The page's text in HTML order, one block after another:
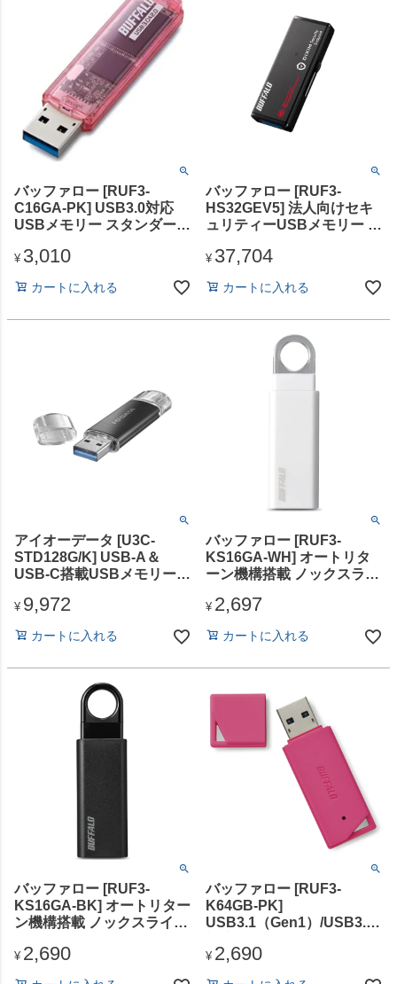
バッファロー [RUF3-
C16GA-PK] USB3.0対応
USBメモリー スタンダード
¥ 3,010
カートに入れる
バッファロー [RUF3-
HS32GEV5] 法人向けセキ
ュリティーUSBメモリー ウ
¥ 37,704
カートに入れる
アイオーデータ [U3C-
STD128G/K] USB-A＆
USB-C搭載USBメモリー
ブラック
¥ 9,972
カートに入れる
バッファロー [RUF3-
KS16GA-WH] オートリタ
ーン機構搭載 ノックスライ
USB3.1（Gen1）/USB3.0
ホワイト
¥ 2,697
カートに入れる
バッファロー [RUF3-
KS16GA-BK] オートリター
ン機構搭載 ノックスライド
対応 USBメモリー 16GB
¥ 2,690
バッファロー [RUF3-
K64GB-PK]
USB3.1（Gen1）/USB3.0
ーモデル 64GB ピンク
¥ 2,690